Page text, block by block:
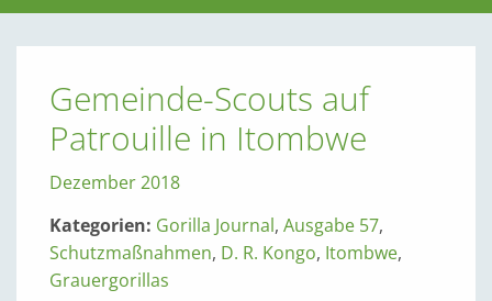
Gemeinde-Scouts auf
Patrouille in Itombwe
Dezember 2018
Kategorien: Gorilla Journal, Ausgabe 57,
Schutzmaßnahmen, D. R. Kongo, Itombwe,
Grauergorillas